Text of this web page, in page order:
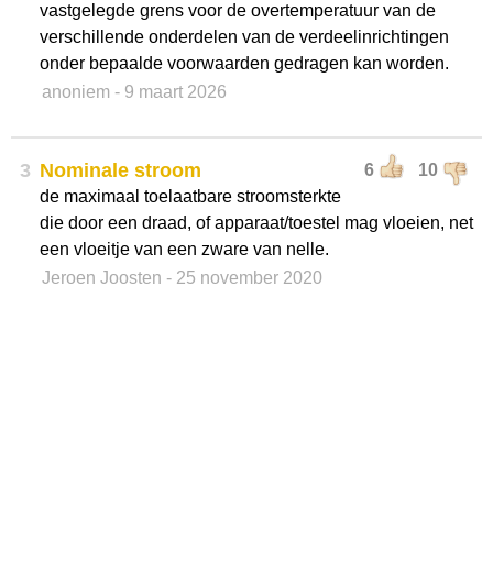
vastgelegde grens voor de overtemperatuur van de
verschillende onderdelen van de verdeelinrichtingen
onder bepaalde voorwaarden gedragen kan worden.
anoniem - 9 maart 2026
3 6 10
Nominale stroom
de maximaal toelaatbare stroomsterkte
die door een draad, of apparaat/toestel mag vloeien, net
een vloeitje van een zware van nelle.
Jeroen Joosten - 25 november 2020